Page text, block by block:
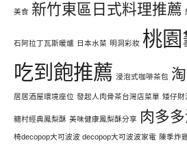
美食 新竹東區日式料理推薦
石阿拉丁瓦斯暖爐 日本水菜 明洞彩妝 桃
吃到飽推薦 浸泡式咖啡茶包
居居酒屋環境座位 發起人肉骨茶台灣店菜單 矮仔財
糖村經典鳳梨酥 美味健康鳳梨酥分享 肉多
椅decopop大可波波 decopop大可波波家電 陳季炸